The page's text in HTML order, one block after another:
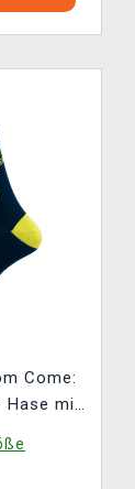
Come:
Hase mit